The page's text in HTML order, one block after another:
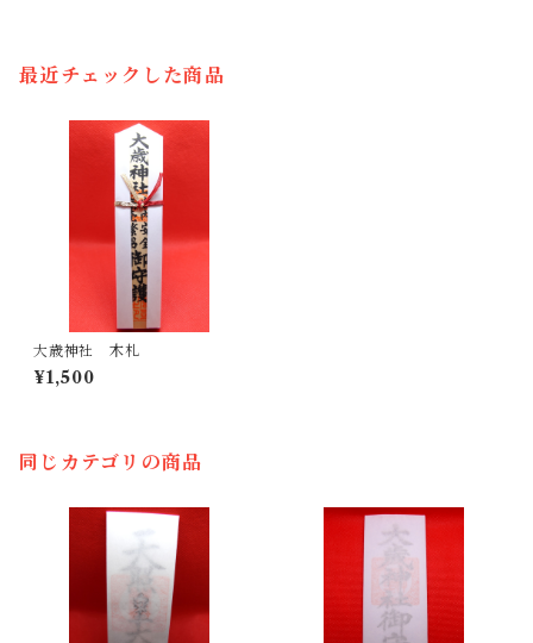
最近チェックした商品
大歳神社 木札
¥1,500
同じカテゴリの商品